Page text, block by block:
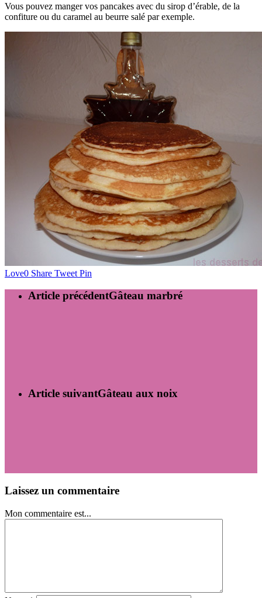
Vous pouvez manger vos pancakes avec du sirop d’érable, de la
confiture ou du caramel au beurre salé par exemple.
Love0 Share Tweet Pin
Article précédentGâteau marbré
Article suivantGâteau aux noix
Laissez un commentaire
Mon commentaire est...